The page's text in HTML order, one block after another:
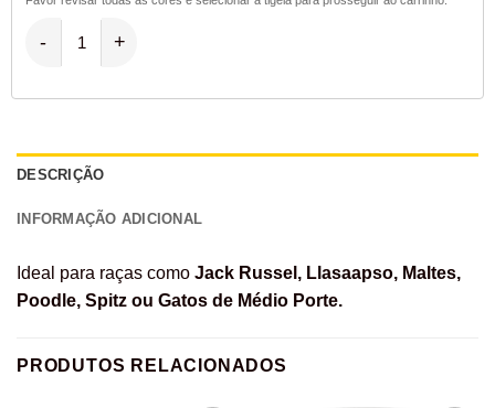
Comedouro 5 Anéis quantidade
DESCRIÇÃO
INFORMAÇÃO ADICIONAL
Ideal para raças como Jack Russel, Llasaapso, Maltes,
Poodle, Spitz ou Gatos de Médio Porte.
PRODUTOS RELACIONADOS